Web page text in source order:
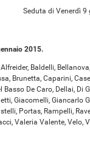
Seduta di Venerdì 9
2015.
Baldelli,
Brunetta, Caparini,
De Caro, Dellai, Di
Giacomelli, Giancarlo
Portas, Rampelli,
Valeria Valente, Velo,